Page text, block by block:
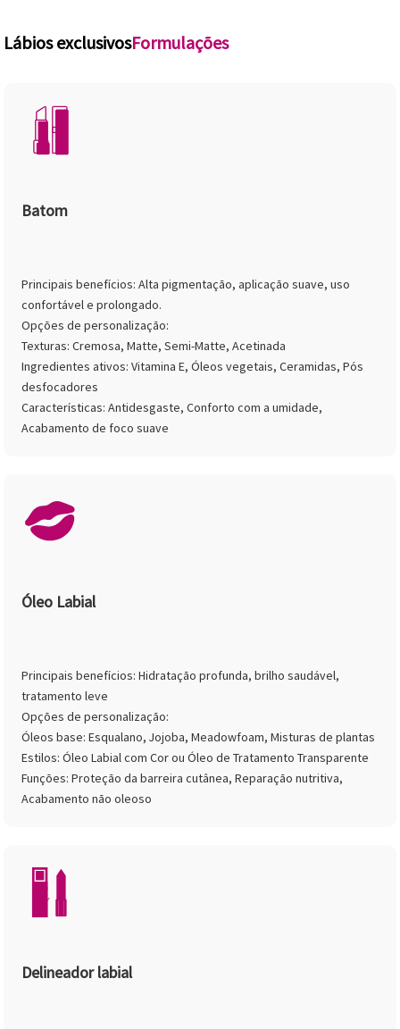
Lábios exclusivosFormulações
Batom
Principais benefícios: Alta pigmentação, aplicação suave, uso
confortável e prolongado.
Opções de personalização:
Texturas: Cremosa, Matte, Semi-Matte, Acetinada
Ingredientes ativos: Vitamina E, Óleos vegetais, Ceramidas, Pós
desfocadores
Características: Antidesgaste, Conforto com a umidade,
Acabamento de foco suave
Óleo Labial
Principais benefícios: Hidratação profunda, brilho saudável,
tratamento leve
Opções de personalização:
Óleos base: Esqualano, Jojoba, Meadowfoam, Misturas de plantas
Estilos: Óleo Labial com Cor ou Óleo de Tratamento Transparente
Funções: Proteção da barreira cutânea, Reparação nutritiva,
Acabamento não oleoso
Delineador labial